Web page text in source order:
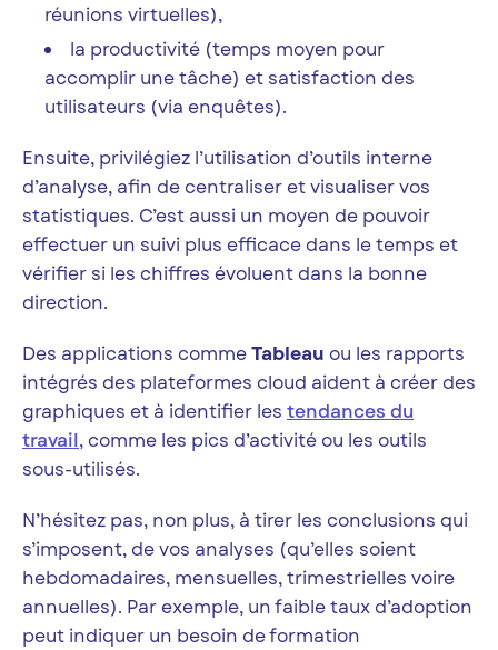
réunions virtuelles),
la productivité (temps moyen pour
accomplir une tâche) et satisfaction des
utilisateurs (via enquêtes).
Ensuite, privilégiez l’utilisation d’outils interne
d’analyse, afin de centraliser et visualiser vos
statistiques. C’est aussi un moyen de pouvoir
effectuer un suivi plus efficace dans le temps et
vérifier si les chiffres évoluent dans la bonne
direction.
Des applications commeTableau ou les rapports
intégrés des plateformes cloud aident à créer des
graphiques et à identifier les tendances du
travail, comme les pics d’activité ou les outils
sous-utilisés.
N’hésitez pas, non plus, à tirer les conclusions qui
s’imposent, de vos analyses (qu’elles soient
hebdomadaires, mensuelles, trimestrielles voire
annuelles). Par exemple, un faible taux d’adoption
peut indiquer un besoin de formation